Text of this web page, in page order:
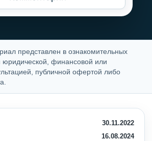
представлен в ознакомительных
юридической, финансовой или
публичной офертой либо
30.11.2022
16.08.2024